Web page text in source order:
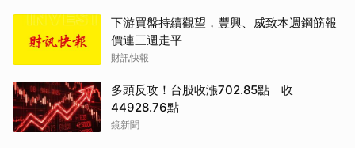
下游買盤持續觀望，豐興、威致本週鋼筋報
價連三週走平
財訊快報
多頭反攻！台股收漲702.85點 收
44928.76點
鏡新聞